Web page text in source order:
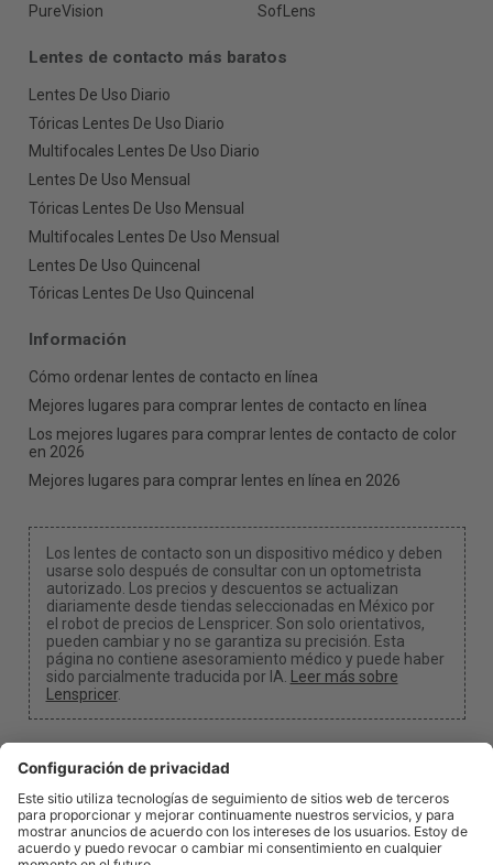
PureVision
SofLens
Lentes de contacto más baratos
Lentes De Uso Diario
Tóricas Lentes De Uso Diario
Multifocales Lentes De Uso Diario
Lentes De Uso Mensual
Tóricas Lentes De Uso Mensual
Multifocales Lentes De Uso Mensual
Lentes De Uso Quincenal
Tóricas Lentes De Uso Quincenal
Información
Cómo ordenar lentes de contacto en línea
Mejores lugares para comprar lentes de contacto en línea
Los mejores lugares para comprar lentes de contacto de color
en 2026
Mejores lugares para comprar lentes en línea en 2026
Los lentes de contacto son un dispositivo médico y deben
usarse solo después de consultar con un optometrista
autorizado. Los precios y descuentos se actualizan
diariamente desde tiendas seleccionadas en México por
el robot de precios de Lenspricer. Son solo orientativos,
pueden cambiar y no se garantiza su precisión. Esta
página no contiene asesoramiento médico y puede haber
sido parcialmente traducida por IA. Leer más sobre
Lenspricer.
Configuración de cookies y privacidad